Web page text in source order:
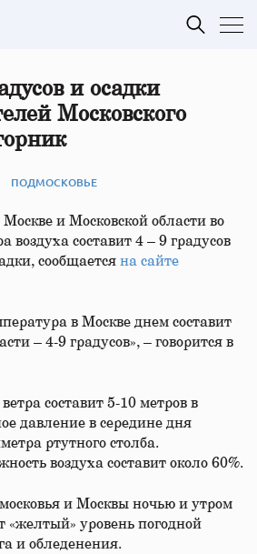
и осадки
Московского
ПОДМОСКОВЬЕ
и Московской области во
воздуха составит 4 – 9 градусов
сообщается на сайте
в Москве днем составит
– 4-9 градусов», – говорится в
составит 5-10 метров в
давление в середине дня
ртутного столба.
воздуха составит около 60%.
и Москвы ночью и утром
«желтый» уровень погодной
и обледенения.